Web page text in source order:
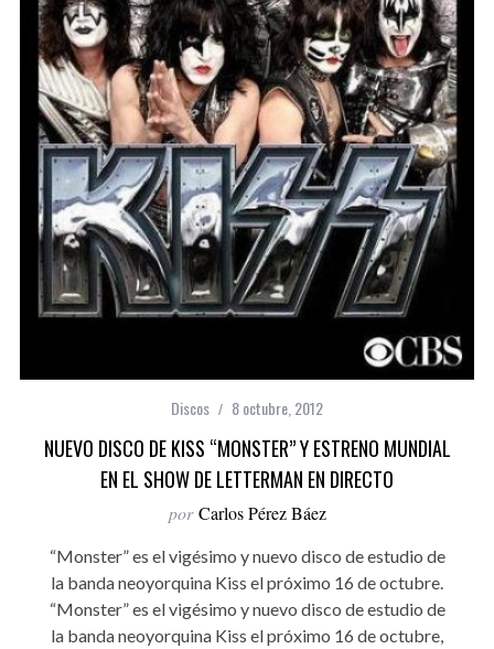
Discos 8 octubre, 2012
NUEVO DISCO DE KISS “MONSTER” Y ESTRENO MUNDIAL
EN EL SHOW DE LETTERMAN EN DIRECTO
por Carlos Pérez Báez
“Monster” es el vigésimo y nuevo disco de estudio de
la banda neoyorquina Kiss el próximo 16 de octubre.
“Monster” es el vigésimo y nuevo disco de estudio de
la banda neoyorquina Kiss el próximo 16 de octubre,